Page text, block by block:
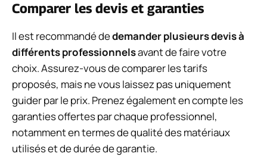
Comparer les devis et garanties
Il est recommandé dedemander plusieurs devis à
différents professionnelsavant de faire votre
choix. Assurez-vous de comparer les tarifs
proposés, mais ne vous laissez pas uniquement
guider par le prix. Prenez également en compte les
garanties offertes par chaque professionnel,
notamment en termes de qualité des matériaux
utilisés et de durée de garantie.